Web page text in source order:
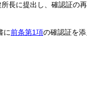
長に提出し、確認証の
に前条第1項の確認証を